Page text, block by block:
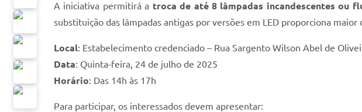
A iniciativa permitirá a troca de até 8 lâmpadas incandescentes ou
substituição das lâmpadas antigas por versões em LED proporciona
Local: Estabelecimento credenciado – Rua Sargento Wilson Abel de
Data: Quinta-feira, 24 de julho de 2025
Horário: Das 14h às 17h
Para participar, os interessados devem apresentar: